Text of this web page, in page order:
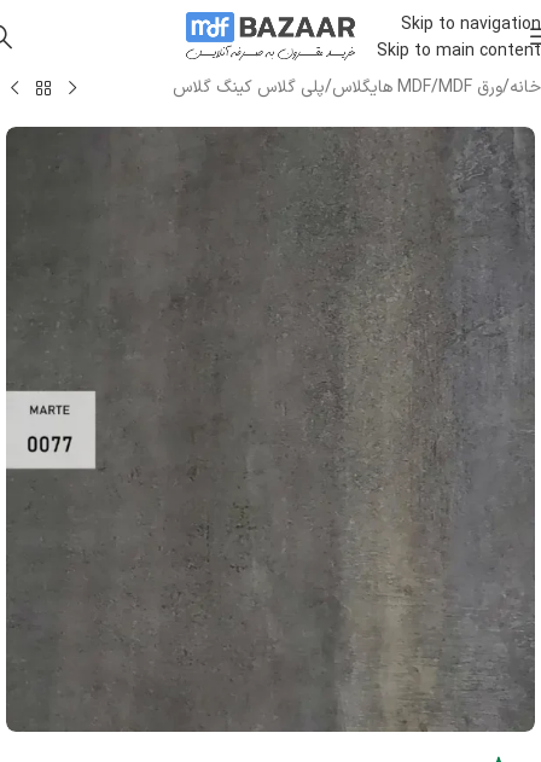
Skip to navigation
Skip to main content
خانه/ورق MDF /MDF هایگلاس /پلی گلاس کینگ گلاس